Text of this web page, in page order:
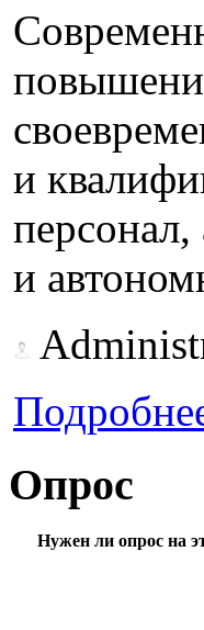
и
и
Опрос
Нужен ли опрос на